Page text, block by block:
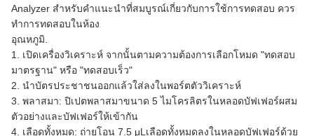
Analyzer สำหรับคำแนะนำที่สมบูรณ์เกี่ยวกับการใช้การทดสอบ ควร
ทำการทดสอบในห้อง
อุณหภูมิ.
1. เปิดเครื่องวิเคราะห์ จากนั้นตามความต้องการเลือกโหมด "ทดสอบ
มาตรฐาน" หรือ "ทดสอบเร็ว"
2. นำบัตรประชาชนออกแล้วใส่ลงในพอร์ตตัววิเคราะห์
3. พลาสมา: ปิเปตพลาสมาขนาด 5 ไมโครลิตรในหลอดบัฟเฟอร์ผสม
ตัวอย่างและบัฟเฟอร์ให้เข้ากัน
4. เลือดทั้งหมด: ถ่ายโอน 7.5 μLเลือดทั้งหมดลงในหลอดบัฟเฟอร์ด้วย